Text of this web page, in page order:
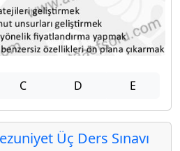
C D E
Üç Ders Sınavı